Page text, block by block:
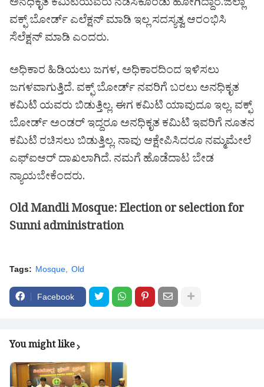
ಅನಧಿಕೃತ ಕಮಿಟಿಯವರು ನಡೆಸಿಕೊಂಡು ಹೋಗಿದ್ದಾರೆ.ಜಿಲ್ಲಾ
ವಕ್ಫ್ ಬೋರ್ಡ್ ಎಲೆಕ್ಷನ್ ಮಾಡಿ ಇಲ್ಲ ಸದಸ್ಯತ್ವ ಆರಂಭಿಸಿ
ಸೆಲೆಕ್ಷನ್ ಮಾಡಿ ಎಂದರು.
ಅಧಿಕಾರ ಹಿಡಿಯಲು ಜಗಳ, ಅಧಿಕಾರದಿಂದ ಇಳಿಸಲು
ಜಗಳವಾಗುತ್ತಿದೆ. ವಕ್ಫ್ ಬೋರ್ಡ್ ನವರಿಗೆ ಬರಲು ಅನಧಿಕೃತ
ಕಮಿಟಿ ಯವರು ಬಿಡುತ್ತಿಲ್ಲ. ಈಗ ಕಮಿಟಿ ಯಾವುದೂ ಇಲ್ಲ. ವಕ್ಫ್
ಬೋರ್ಡ್ ಅಂಡರ್ ಇದ್ದರೂ ಅನಧಿಕೃತ ಕಮಿಟಿ ಇವರಿಗೆ ನೂತನ
ಕಮಿಟಿ ರಚಿಸಲು ಬಿಡುತ್ತಿಲ್ಲ. ನಾವು ಆಕ್ಷೇಪಿಸಿದರೂ ನಮ್ಮ‌ಮೇಲೆ
ಎಫ್ಐಆರ್ ದಾಖಲಾಗಿದೆ. ನಮಗೆ ಹೊಡೆದಾಟ ಬೇಡ
ನ್ಯಾಯಬೇಕೆಂದರು.
Old Mandli Mosque: Election or selection for
Sunni administration
Tags: Mosque Old
Facebook
You might like